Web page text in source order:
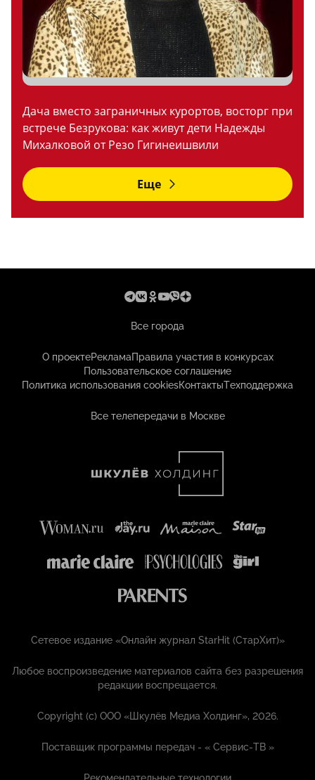
Дача вместо заграничных курортов, восторг при
встрече Безрукова: как живут дети Надежды
Михалковой от Резо Гигинеишвили
Еще
Все города
О проектеРекламаПравила участия в конкурсах
Пользовательское соглашение
Политика использования cookiesКонтактыТехподдержка
Все телепередачи в Москве
Сетевое издание «Онлайн журнал StarHit (СтарХит)»
Любое воспроизведение материалов сайта без разрешения
редакции воспрещается.
Copyright (с) ООО «Шкулёв Медиа Холдинг», 2026.
Поставщик программы передач - «Сервис-ТВ »